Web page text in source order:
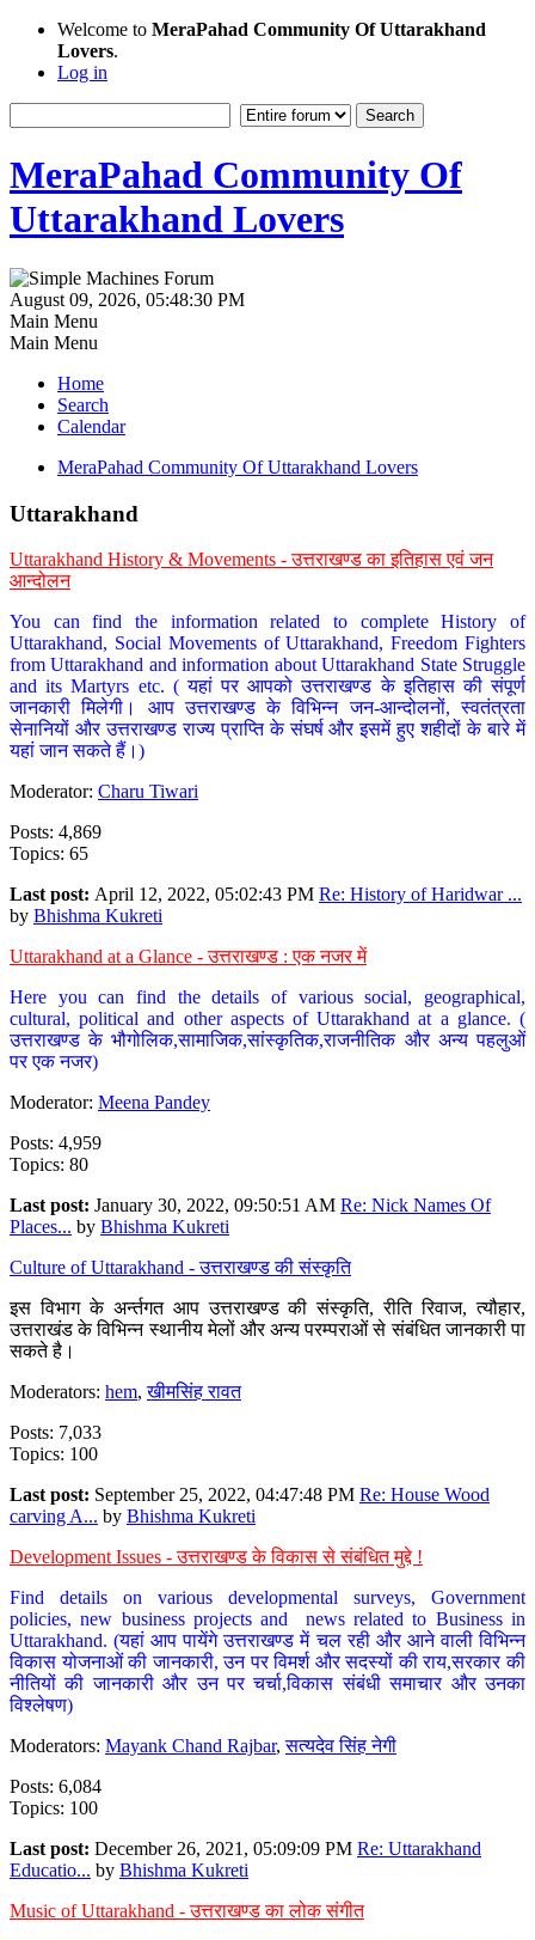
Welcome to MeraPahad Community Of Uttarakhand
Lovers.
Log in
MeraPahad Community Of
Uttarakhand Lovers
August 09, 2026, 05:48:30 PM
Main Menu
Main Menu
Home
Search
Calendar
MeraPahad Community Of Uttarakhand Lovers
Uttarakhand
Uttarakhand History & Movements - उत्तराखण्ड का इतिहास एवं जन
आन्दोलन
You can find the information related to complete History of
Uttarakhand, Social Movements of Uttarakhand, Freedom Fighters
from Uttarakhand and information about Uttarakhand State Struggle
and its Martyrs etc. ( यहां पर आपको उत्तराखण्ड के इतिहास की संपूर्ण
जानकारी मिलेगी। आप उत्तराखण्ड के विभिन्न जन-आन्दोलनों, स्वतंत्रता
सेनानियों और उत्तराखण्ड राज्य प्राप्ति के संघर्ष और इसमें हुए शहीदों के बारे में
यहां जान सकते हैं।)
Moderator: Charu Tiwari
Posts: 4,869
Topics: 65
Last post: April 12, 2022, 05:02:43 PM Re: History of Haridwar ...
by Bhishma Kukreti
Uttarakhand at a Glance - उत्तराखण्ड : एक नजर में
Here you can find the details of various social, geographical,
cultural, political and other aspects of Uttarakhand at a glance. (
उत्तराखण्ड के भौगोलिक,सामाजिक,सांस्कृतिक,राजनीतिक और अन्य पहलुओं
पर एक नजर)
Moderator: Meena Pandey
Posts: 4,959
Topics: 80
Last post: January 30, 2022, 09:50:51 AM Re: Nick Names Of
Places... by Bhishma Kukreti
Culture of Uttarakhand - उत्तराखण्ड की संस्कृति
इस विभाग के अर्न्तगत आप उत्तराखण्ड की संस्कृति, रीति रिवाज, त्यौहार,
उत्तराखंड के विभिन्न स्थानीय मेलों और अन्य परम्पराओं से संबंधित जानकारी पा
सकते है।
Moderators: hem,खीमसिंह रावत
Posts: 7,033
Topics: 100
Last post: September 25, 2022, 04:47:48 PM Re: House Wood
carving A... by Bhishma Kukreti
Development Issues - उत्तराखण्ड के विकास से संबंधित मुद्दे !
Find details on various developmental surveys, Government
policies, new business projects and news related to Business in
Uttarakhand. (यहां आप पायेंगे उत्तराखण्ड में चल रही और आने वाली विभिन्न
विकास योजनाओं की जानकारी, उन पर विमर्श और सदस्यों की राय,सरकार की
नीतियों की जानकारी और उन पर चर्चा,विकास संबंधी समाचार और उनका
विश्लेषण)
Moderators: Mayank Chand Rajbar,सत्यदेव सिंह नेगी
Posts: 6,084
Topics: 100
Last post: December 26, 2021, 05:09:09 PM Re: Uttarakhand
Educatio... by Bhishma Kukreti
Music of Uttarakhand - उत्तराखण्ड का लोक संगीत